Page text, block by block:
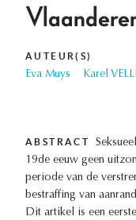
AUTEUR(S)
Eva Muys Karel
ABSTRACT
19de eeuw geen
periode van de
bestraffing van
Dit artikel is een